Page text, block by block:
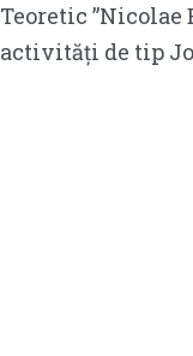
Teoretic
activități de tip